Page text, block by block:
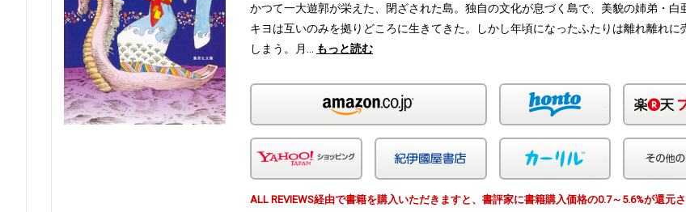
かつて一大遊郭が栄えた、閉ざされた島。独自の文化が息づく島で、美貌の姉弟・白
キヨは互いのみを拠りどころに生きてきた。しかし年頃になったふたりは離れ離れに
しまう。月…
もっと読む
honto
Yahoo!ショッピング 紀伊国屋 カーリル
ALL REVIEWS経由で書籍を購入いただきますと、書評家に書籍購入価格の0.7～5.6%が還元さ